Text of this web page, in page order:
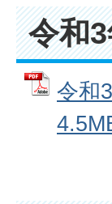
令和
令和